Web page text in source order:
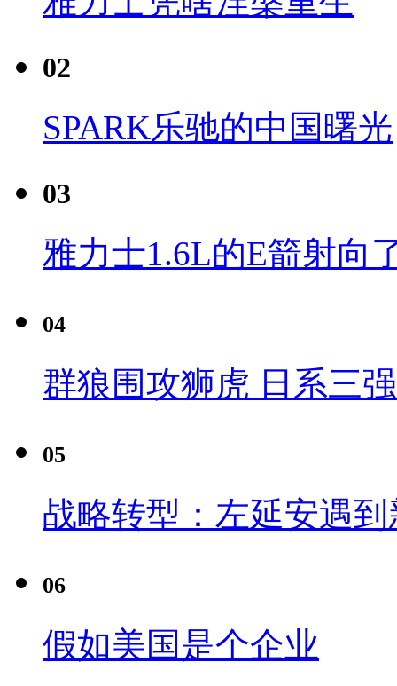
02
SPARK乐驰的中国曙光
03
雅力士1.6L的E箭射向
04
群狼围攻狮虎 日系三
05
战略转型：左延安遇
06
假如美国是个企业